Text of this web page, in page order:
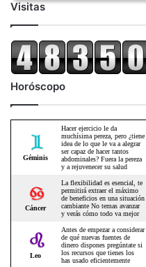
Visitas
Horóscopo